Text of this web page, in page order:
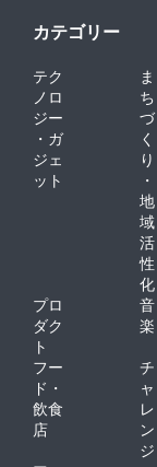
カテゴリー
テク
ノロ
ジー
・ガ
ジェ
ット
ま
ち
づ
く
り
・
地
域
活
性
化
プロ
ダク
ト
音
楽
フー
ド・
飲食
店
チ
ャ
レ
ン
ジ